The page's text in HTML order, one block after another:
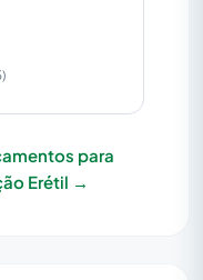
para
Erétil →